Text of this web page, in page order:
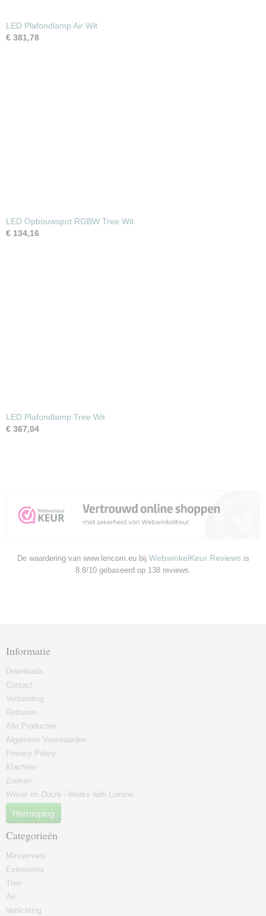
LED Plafondlamp Air Wit
€ 381,78
LED Opbouwspot RGBW Tree Wit
€ 134,16
LED Plafondlamp Tree Wit
€ 367,04
De waardering van www.lencom.eu bij WebwinkelKeur Reviewsis
8.8/10 gebaseerd op 138 reviews.
Informatie
Downloads
Contact
Verzending
Retouren
Alle Producten
Algemene Voorwaarden
Privacy Policy
Klachten
Zoeken
Wever en Ducré - Works with Loxone
Herroeping
Categorieën
Miniservers
Extensions
Tree
Air
Verlichting